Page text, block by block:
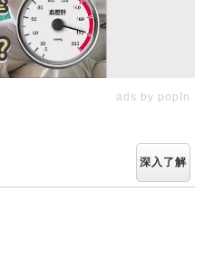
ads by popIn
深入了解